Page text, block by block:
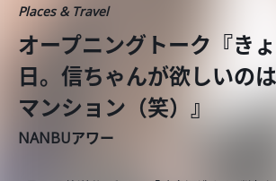
Places & Travel
オープニングトーク『き
日。信ちゃんが欲しいの
マンション（笑）』
NANBUアワー